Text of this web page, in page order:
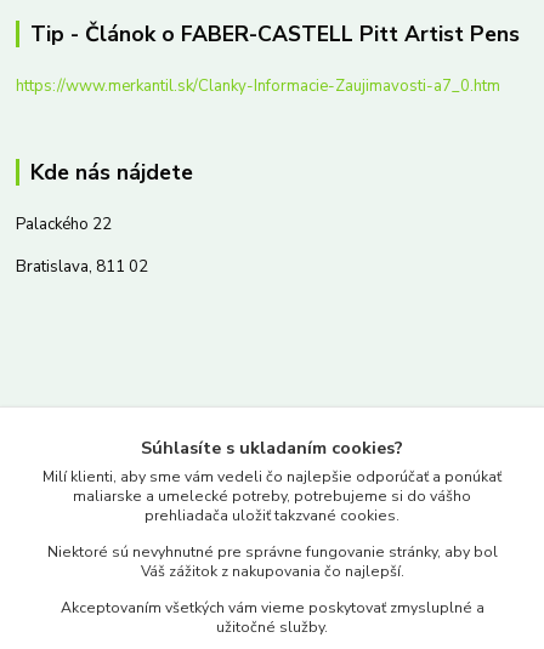
Tip - Článok o FABER-CASTELL Pitt Artist Pens
https://www.merkantil.sk/Clanky-Informacie-Zaujimavosti-a7_0.htm
Kde nás nájdete
Palackého 22
Bratislava, 811 02
www.merkantil.sk
Pondelok-Piatok: 9.00-17.00hod.
objednavky@merkantil-obchod.sk
Súhlasíte s ukladaním cookies?
Milí klienti, aby sme vám vedeli čo najlepšie odporúčať a ponúkať
maliarske a umelecké potreby, potrebujeme si do vášho
prehliadača uložiť takzvané cookies.
Niektoré sú nevyhnutné pre správne fungovanie stránky, aby bol
Váš zážitok z nakupovania čo najlepší.
Akceptovaním všetkých vám vieme poskytovať zmysluplné a
užitočné služby.